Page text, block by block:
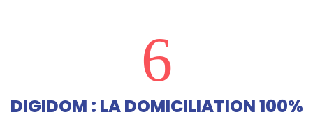
6
DIGIDOM : LA DOMICILIATION 100%